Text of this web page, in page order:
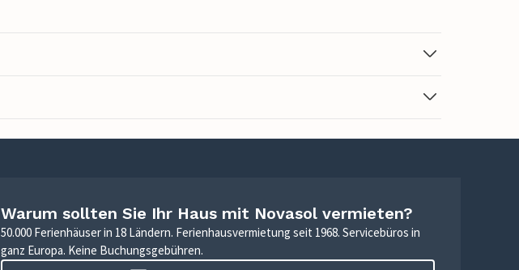
Warum sollten Sie Ihr Haus mit Novasol vermieten?
50.000 Ferienhäuser in 18 Ländern. Ferienhausvermietung seit 1968. Servicebüros in
ganz Europa. Keine Buchungsgebühren.